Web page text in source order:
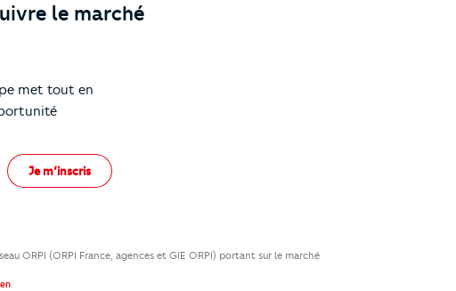
le marché
met tout en
Je m’inscris
ORPI (ORPI France, agences et GIE ORPI) portant sur le marché